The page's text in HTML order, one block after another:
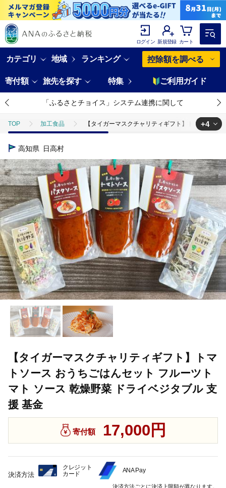
ログイン 新規登録 カート
カテゴリ 地域 ランキング 控除額を調べる
寄付額 旅先を探す 特集 ご利用ガイド
「ふるさとチョイス」システム連携に関して
TOP 加工食品 【タイガーマスクチャリティギフト】トマトソー
TOP
TOP 加工食品 惣菜・レトルト ほかの惣菜 【タイガ
TOP 加工食品 調味料 【タイガーマスクチャリティギフト
TOP 加工食品 調味料 調味料セット 【タイガーマス
+4
高知県 日高村
【タイガーマスクチャリティギフト】トマ
トソース おうちごはんセット フルーツト
マト ソース 乾燥野菜 ドライベジタブル 支
援 基金
寄付額 17,000円
決済方法
クレジット
カード
ANA Pay
決済方法ごとに決済上限額が異なります。